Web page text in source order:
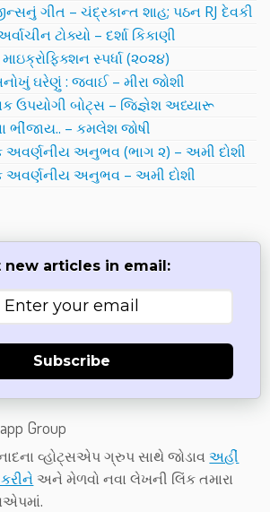
ગીત – ચંદ્રકાન્ત શાહ; પઠન RJ દેવકી
ટોક્યો – દર્શા કિકાણી
સ્પર્ધા (૨૦૨૪)
ઘરેણું : જવાઈ – મીરા જોશી
ઉપયોગી બોટ્સ – જિજ્ઞેશ અધ્યારૂ
ભીંજાય.. – કમલેશ જોષી
અવર્ણનીય અનુભવ (ભાગ ૨) – અમી દોશી
અવર્ણનીય અનુભવ – અમી દોશી
new articles in email:
Subscribe
Group
વ્હોટ્સએપ ગ્રુપ સાથે જોડાવઅહીં
અને મેળવો નવા લેખની લિંક તમારા